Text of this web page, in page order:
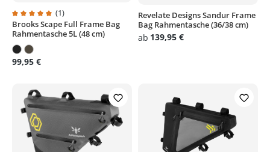
Durchschnittliche Bewertung von 5 von 5 Sternen
(1)
Brooks Scape Full Frame Bag
Rahmentasche 5L (48 cm)
99,95 €
Revelate Designs Sandur Frame
Bag Rahmentasche (36/38 cm)
ab 139,95 €